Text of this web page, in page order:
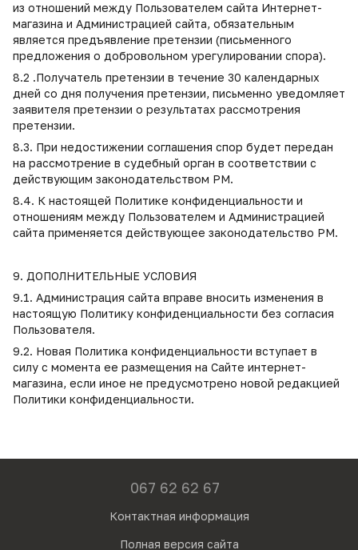
из отношений между Пользователем сайта Интернет-
магазина и Администрацией сайта, обязательным
является предъявление претензии (письменного
предложения о добровольном урегулировании спора).
8.2 .Получатель претензии в течение 30 календарных
дней со дня получения претензии, письменно уведомляет
заявителя претензии о результатах рассмотрения
претензии.
8.3. При недостижении соглашения спор будет передан
на рассмотрение в судебный орган в соответствии с
действующим законодательством РМ.
8.4. К настоящей Политике конфиденциальности и
отношениям между Пользователем и Администрацией
сайта применяется действующее законодательство РМ.
9. ДОПОЛНИТЕЛЬНЫЕ УСЛОВИЯ
9.1. Администрация сайта вправе вносить изменения в
настоящую Политику конфиденциальности без согласия
Пользователя.
9.2. Новая Политика конфиденциальности вступает в
силу с момента ее размещения на Сайте интернет-
магазина, если иное не предусмотрено новой редакцией
Политики конфиденциальности.
067 62 62 67
Контактная информация
Полная версия сайта